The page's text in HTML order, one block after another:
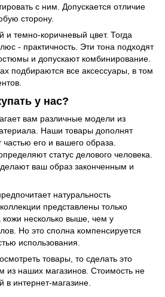
с ним. Допускается отличие
сторону.
и темно-коричневый цвет. Тогда
- практичность. Эти тона подходят
и допускают комбинирование.
подбираются все аксессуары, в том
у нас?
вам различные модели из
Наши товары дополнят
его и вашего образа.
статус делового человека.
ваш образ законченным и
натуральность
представлены только
несколько выше, чем у
Но это сполна компенсируется
использования.
товары, то сделать это
из наших магазинов. Стоимость не
в интернет-магазине.